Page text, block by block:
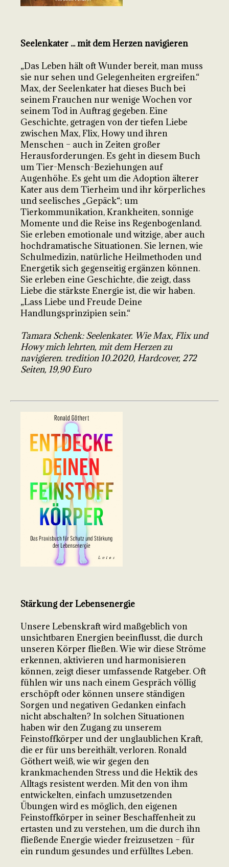
Seelenkater ... mit dem Herzen navigieren
„Das Leben hält oft Wunder bereit, man muss
sie nur sehen und Gelegenheiten ergreifen.“
Max, der Seelenkater hat dieses Buch bei
seinem Frauchen nur wenige Wochen vor
seinem Tod in Auftrag gegeben. Eine
Geschichte, getragen von der tiefen Liebe
zwischen Max, Flix, Howy und ihren
Menschen – auch in Zeiten großer
Herausforderungen. Es geht in diesem Buch
um Tier-Mensch-Beziehungen auf
Augenhöhe. Es geht um die Adoption älterer
Kater aus dem Tierheim und ihr körperliches
und seelisches „Gepäck“; um
Tierkommunikation, Krankheiten, sonnige
Momente und die Reise ins Regenbogenland.
Sie erleben emotionale und witzige, aber auch
hochdramatische Situationen. Sie lernen, wie
Schulmedizin, natürliche Heilmethoden und
Energetik sich gegenseitig ergänzen können.
Sie erleben eine Geschichte, die zeigt, dass
Liebe die stärkste Energie ist, die wir haben.
„Lass Liebe und Freude Deine
Handlungsprinzipien sein.“
Tamara Schenk: Seelenkater. Wie Max, Flix und
Howy mich lehrten, mit dem Herzen zu
navigieren. tredition 10.2020, Hardcover, 272
Seiten, 19,90 Euro
Stärkung der Lebensenergie
Unsere Lebenskraft wird maßgeblich von
unsichtbaren Energien beeinflusst, die durch
unseren Körper fließen. Wie wir diese Ströme
erkennen, aktivieren und harmonisieren
können, zeigt dieser umfassende Ratgeber. Oft
fühlen wir uns nach einem Gespräch völlig
erschöpft oder können unsere ständigen
Sorgen und negativen Gedanken einfach
nicht abschalten? In solchen Situationen
haben wir den Zugang zu unserem
Feinstoffkörper und der unglaublichen Kraft,
die er für uns bereithält, verloren. Ronald
Göthert weiß, wie wir gegen den
krankmachenden Stress und die Hektik des
Alltags resistent werden. Mit den von ihm
entwickelten, einfach umzusetzenden
Übungen wird es möglich, den eigenen
Feinstoffkörper in seiner Beschaffenheit zu
ertasten und zu verstehen, um die durch ihn
fließende Energie wieder freizusetzen – für
ein rundum gesundes und erfülltes Leben.